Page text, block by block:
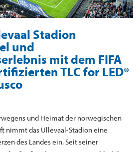
Stadion
und
mit dem FIFA
TLC for LED®
und Heimat der norwegischen
nimmt das Ullevaal-Stadion eine
des Landes ein. Seit seiner